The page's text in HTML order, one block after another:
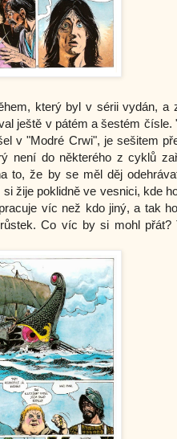
který byl v sérii vydán, a
ještě v pátém a šestém čísle.
v "Modré Crwi", je sešitem
není do některého z cyklů
to, že by se měl děj
žije poklidně ve vesnici, kde
víc než kdo jiný, a tak
Co víc by si mohl přát?